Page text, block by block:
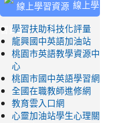
線上學
習資源
學習扶助科技化評量
龍興國中英語加油站
桃園市英語教學資源中
心
桃園市國中英語學習網
全國在職教師進修網
教育雲入口網
心靈加油站學生心理關